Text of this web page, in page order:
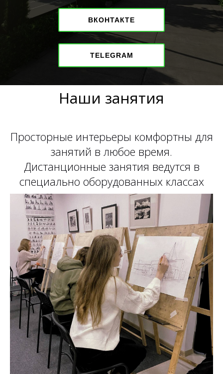
ВКОНТАКТЕ
TELEGRAM
Наши занятия
Просторные интерьеры комфортны для
занятий в любое время.
Дистанционные занятия ведутся в
специально оборудованных классах